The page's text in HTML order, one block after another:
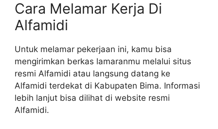
Cara Melamar Kerja Di
Alfamidi
Untuk melamar pekerjaan ini, kamu bisa
mengirimkan berkas lamaranmu melalui situs
resmi Alfamidi atau langsung datang ke
Alfamidi terdekat di Kabupaten Bima. Informasi
lebih lanjut bisa dilihat di website resmi
Alfamidi.